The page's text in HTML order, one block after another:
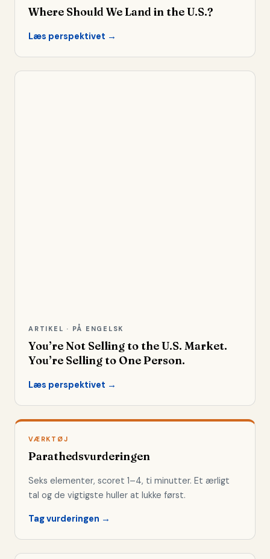
Where Should We Land in the U.S.?
Læs perspektivet →
ARTIKEL · PÅ ENGELSK
You’re Not Selling to the U.S. Market.
You’re Selling to One Person.
Læs perspektivet →
VÆRKTØJ
Parathedsvurderingen
Seks elementer, scoret 1–4, ti minutter. Et ærligt
tal og de vigtigste huller at lukke først.
Tag vurderingen →